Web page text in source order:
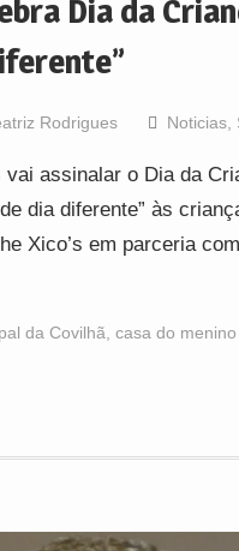
Dia da
Rodrigues Noticias,
vai assinalar o Dia da
dia diferente” às
Xico’s em parceria
da Covilhã casa do